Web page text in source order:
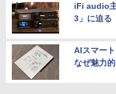
iFi audio
3」に迫る
AIスマー
なぜ魅力